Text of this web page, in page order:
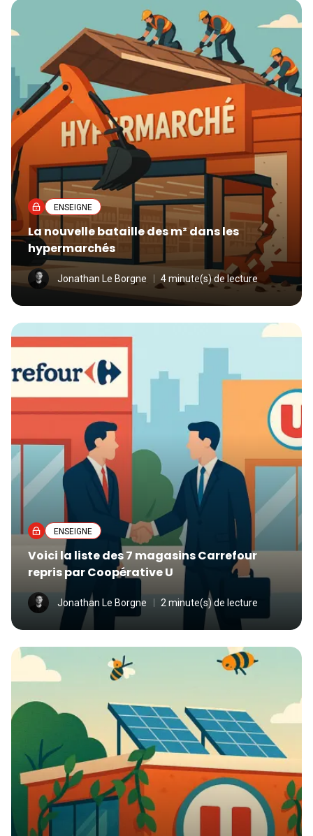
ENSEIGNE
La nouvelle bataille des m² dans les
hypermarchés
Jonathan Le Borgne 4 minute(s) de lecture
ENSEIGNE
Voici la liste des 7 magasins Carrefour
repris par Coopérative U
Jonathan Le Borgne 2 minute(s) de lecture